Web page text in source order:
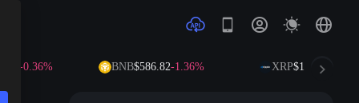
BNB$586.82-1.36% XRP$1.02-2.18%